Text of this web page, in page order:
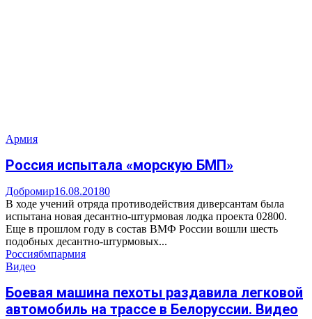
Армия
Россия испытала «морскую БМП»
Добромир16.08.20180
В ходе учений отряда противодействия диверсантам была
испытана новая десантно-штурмовая лодка проекта 02800.
Еще в прошлом году в состав ВМФ России вошли шесть
подобных десантно-штурмовых...
Россиябмпармия
Видео
Боевая машина пехоты раздавила легковой
автомобиль на трассе в Белоруссии. Видео